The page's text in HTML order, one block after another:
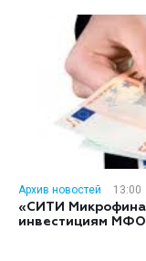
Архив новостей
13:00
«СИТИ
инвестициям МФО